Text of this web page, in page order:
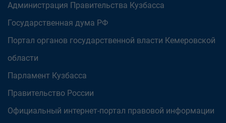
Администрация Правительства Кузбасса
Государственная дума РФ
Портал органов государственной власти Кемеровской
области
Парламент Кузбасса
Правительство России
Официальный интернет-портал правовой информации